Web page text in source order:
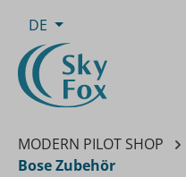
Zum Hauptinhalt springen
DE
MODERN PILOT SHOP
Bose Zubehör